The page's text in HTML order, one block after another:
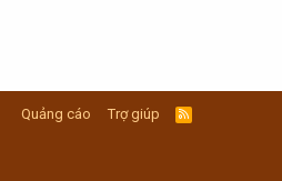
Quảng cáo Trợ giúp
R
S